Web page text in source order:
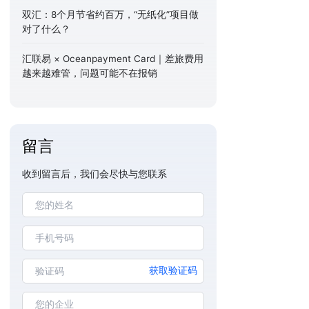
双汇：8个月节省约百万，“无纸化”项目做
对了什么？
汇联易 × Oceanpayment Card｜差旅费用
越来越难管，问题可能不在报销
留言
收到留言后，我们会尽快与您联系
获取验证码